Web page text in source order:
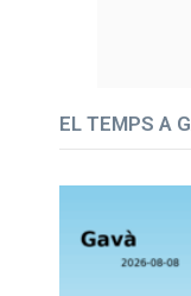
EL TEMPS A